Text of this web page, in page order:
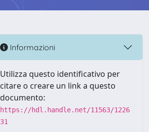
Informazioni
Utilizza questo identificativo per
citare o creare un link a questo
documento:
https://hdl.handle.net/11563/1226
31